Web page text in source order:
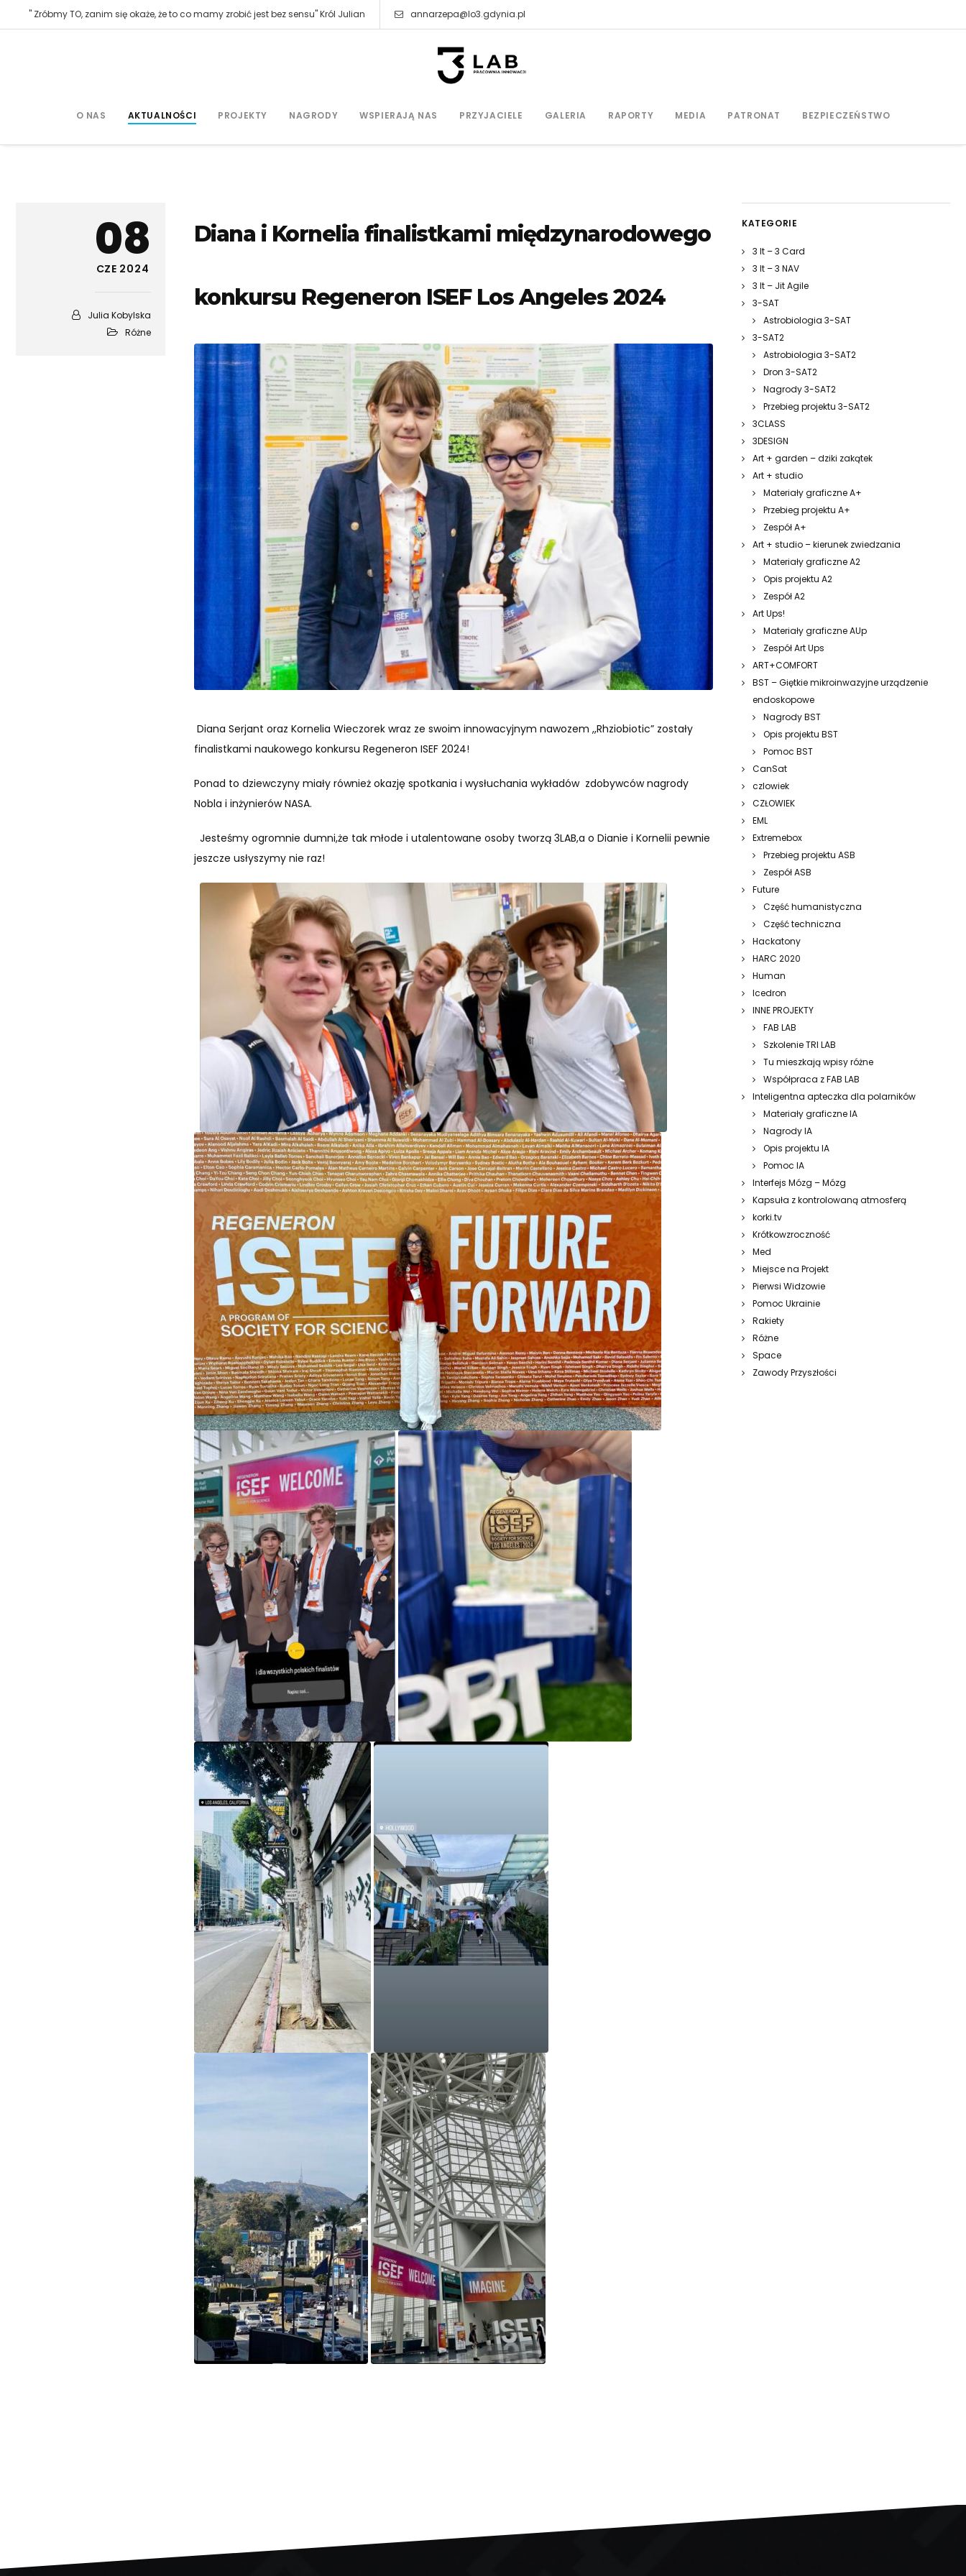
" Zróbmy TO, zanim się okaże, że to co mamy zrobić jest bez sensu" Król Julian annarzepa@lo3.gdynia.pl
O NAS AKTUALNOŚCI PROJEKTY NAGRODY WSPIERAJĄ NAS PRZYJACIELE GALERIA RAPORTY MEDIA PATRONAT BEZPIECZEŃSTWO
08
CZE 2024
Julia Kobylska
Różne
Diana i Kornelia finalistkami międzynarodowego
konkursu Regeneron ISEF Los Angeles 2024
Diana Serjant oraz Kornelia Wieczorek wraz ze swoim innowacyjnym nawozem ,,Rhziobiotic” zostały
finalistkami naukowego konkursu Regeneron ISEF 2024!
Ponad to dziewczyny miały również okazję spotkania i wysłuchania wykładów zdobywców nagrody
Nobla i inżynierów NASA.
Jesteśmy ogromnie dumni,że tak młode i utalentowane osoby tworzą 3LAB,a o Dianie i Kornelii pewnie
jeszcze usłyszymy nie raz!
KATEGORIE
3 It – 3 Card
3 It – 3 NAV
3 It – Jit Agile
3-SAT
Astrobiologia 3-SAT
3-SAT2
Astrobiologia 3-SAT2
Dron 3-SAT2
Nagrody 3-SAT2
Przebieg projektu 3-SAT2
3CLASS
3DESIGN
Art + garden – dziki zakątek
Art + studio
Materiały graficzne A+
Przebieg projektu A+
Zespół A+
Art + studio – kierunek zwiedzania
Materiały graficzne A2
Opis projektu A2
Zespół A2
Art Ups!
Materiały graficzne AUp
Zespół Art Ups
ART+COMFORT
BST – Giętkie mikroinwazyjne urządzenie
endoskopowe
Nagrody BST
Opis projektu BST
Pomoc BST
CanSat
czlowiek
CZŁOWIEK
EML
Extremebox
Przebieg projektu ASB
Zespół ASB
Future
Część humanistyczna
Część techniczna
Hackatony
HARC 2020
Human
Icedron
INNE PROJEKTY
FAB LAB
Szkolenie TRI LAB
Tu mieszkają wpisy różne
Współpraca z FAB LAB
Inteligentna apteczka dla polarników
Materiały graficzne IA
Nagrody IA
Opis projektu IA
Pomoc IA
Interfejs Mózg – Mózg
Kapsuła z kontrolowaną atmosferą
korki.tv
Krótkowzroczność
Med
Miejsce na Projekt
Pierwsi Widzowie
Pomoc Ukrainie
Rakiety
Różne
Space
Zawody Przyszłości